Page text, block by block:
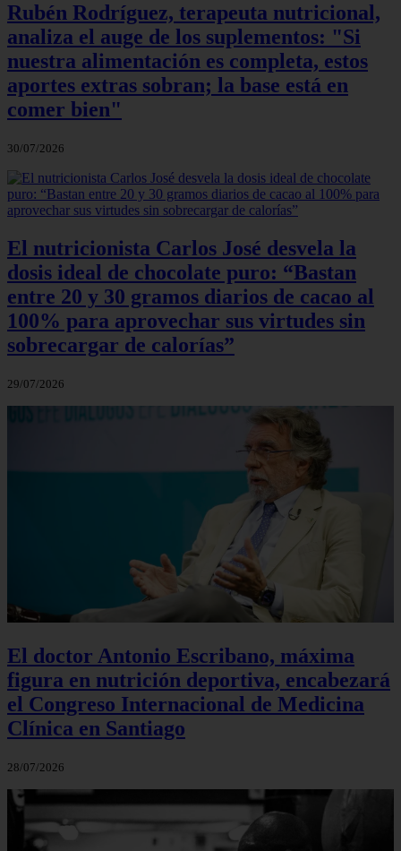
Rubén Rodríguez, terapeuta nutricional,
analiza el auge de los suplementos: "Si
nuestra alimentación es completa, estos
aportes extras sobran; la base está en
comer bien"
30/07/2026
El nutricionista Carlos José desvela la
dosis ideal de chocolate puro: “Bastan
entre 20 y 30 gramos diarios de cacao al
100% para aprovechar sus virtudes sin
sobrecargar de calorías”
29/07/2026
El doctor Antonio Escribano, máxima
figura en nutrición deportiva, encabezará
el Congreso Internacional de Medicina
Clínica en Santiago
28/07/2026